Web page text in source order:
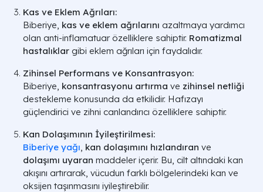
Kas ve Eklem Ağrıları:
Biberiye, kas ve eklem ağrılarını azaltmaya yardımcı
olan anti-inflamatuar özelliklere sahiptir. Romatizmal
hastalıklar gibi eklem ağrıları için faydalıdır.
Zihinsel Performans ve Konsantrasyon:
Biberiye, konsantrasyonu artırma ve zihinsel netliği
destekleme konusunda da etkilidir. Hafızayı
güçlendirici ve zihni canlandırıcı özelliklere sahiptir.
Kan Dolaşımının İyileştirilmesi:
Biberiye yağı, kan dolaşımını hızlandıran ve
dolaşımı uyaran maddeler içerir. Bu, cilt altındaki kan
akışını artırarak, vücudun farklı bölgelerindeki kan ve
oksijen taşınmasını iyileştirebilir.